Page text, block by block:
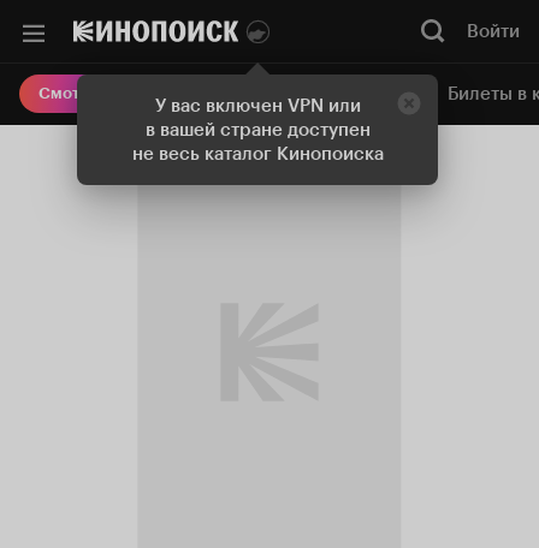
У вас включен VPN или
в вашей стране доступен
не весь каталог Кинопоиска
Войти
Смотреть кино Онлайн-кинотеатр Билеты в